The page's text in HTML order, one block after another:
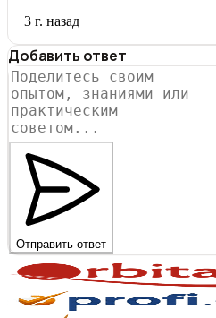
3 г. назад
Добавить ответ
Отправить ответ